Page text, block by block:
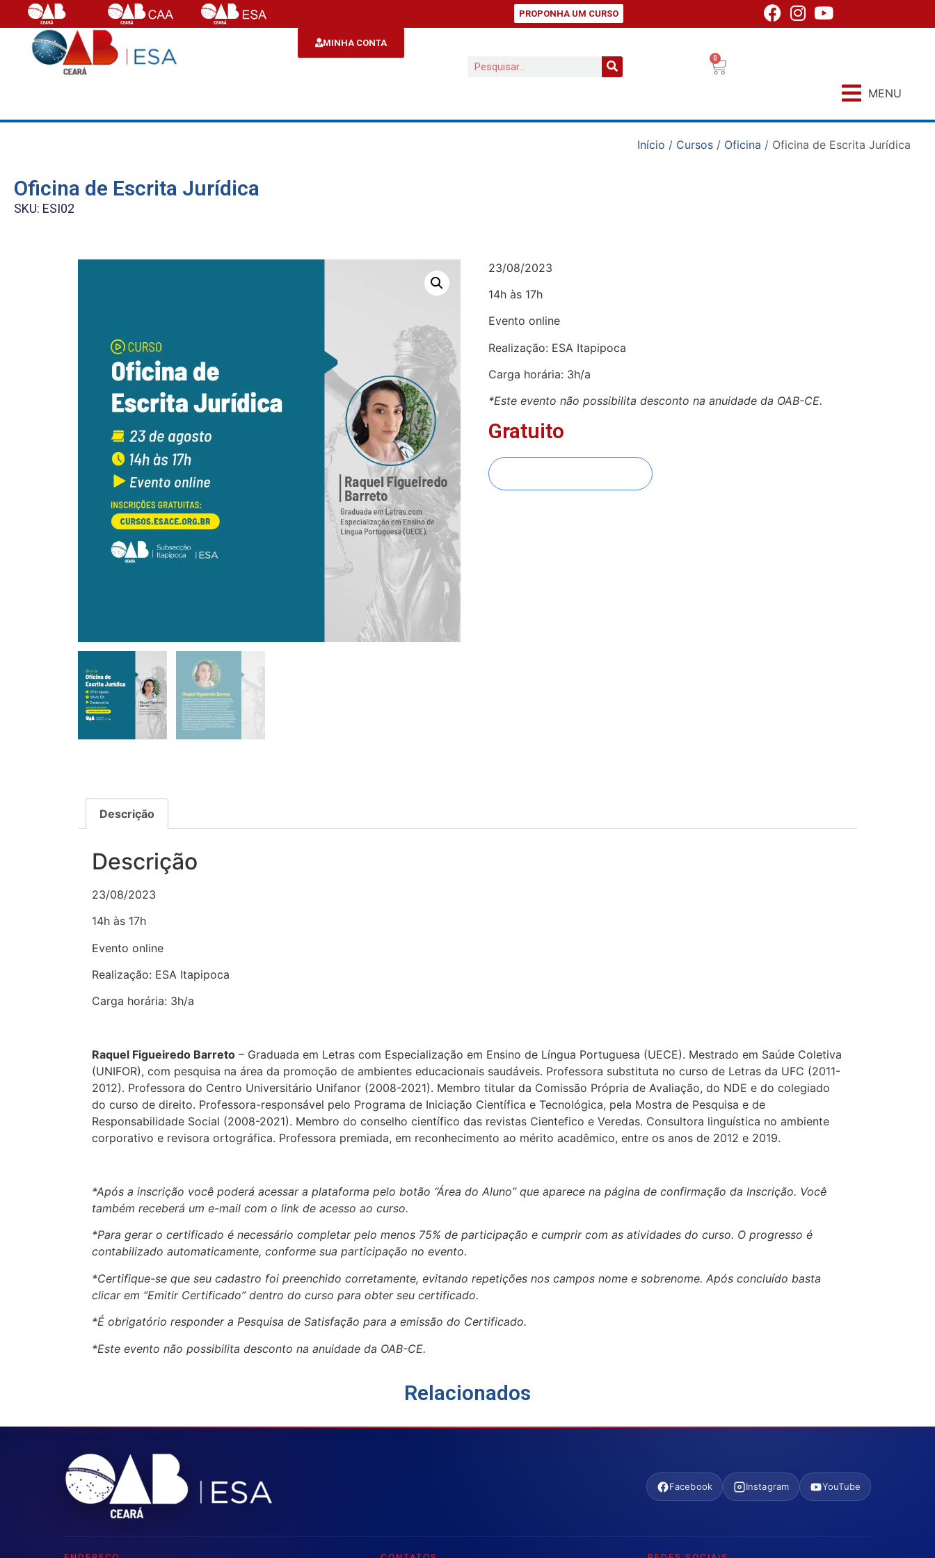
PROPONHA UM CURSO
MINHA CONTA
0
MENU
Início / Cursos / Oficina / Oficina de Escrita Jurídica
Oficina de Escrita Jurídica
SKU: ESI02
23/08/2023
14h às 17h
Evento online
Realização: ESA Itapipoca
Carga horária: 3h/a
*Este evento não possibilita desconto na anuidade da OAB-CE.
Gratuito
Descrição
Descrição
23/08/2023
14h às 17h
Evento online
Realização: ESA Itapipoca
Carga horária: 3h/a
Raquel Figueiredo Barreto – Graduada em Letras com Especialização em Ensino de Língua Portuguesa (UECE). Mestrado em Saúde Coletiva
(UNIFOR), com pesquisa na área da promoção de ambientes educacionais saudáveis. Professora substituta no curso de Letras da UFC (2011-
2012). Professora do Centro Universitário Unifanor (2008-2021). Membro titular da Comissão Própria de Avaliação, do NDE e do colegiado
do curso de direito. Professora-responsável pelo Programa de Iniciação Científica e Tecnológica, pela Mostra de Pesquisa e de
Responsabilidade Social (2008-2021). Membro do conselho científico das revistas Cientefico e Veredas. Consultora linguística no ambiente
corporativo e revisora ortográfica. Professora premiada, em reconhecimento ao mérito acadêmico, entre os anos de 2012 e 2019.
*Após a inscrição você poderá acessar a plataforma pelo botão “Área do Aluno” que aparece na página de confirmação da Inscrição. Você
também receberá um e-mail com o link de acesso ao curso.
*Para gerar o certificado é necessário completar pelo menos 75% de participação e cumprir com as atividades do curso. O progresso é
contabilizado automaticamente, conforme sua participação no evento.
*Certifique-se que seu cadastro foi preenchido corretamente, evitando repetições nos campos nome e sobrenome. Após concluído basta
clicar em “Emitir Certificado” dentro do curso para obter seu certificado.
*É obrigatório responder a Pesquisa de Satisfação para a emissão do Certificado.
*Este evento não possibilita desconto na anuidade da OAB-CE.
Relacionados
Facebook Instagram YouTube